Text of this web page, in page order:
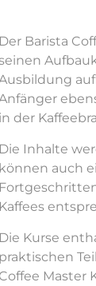
Der Barista
in der
Die Inhalte
können auch
Kaffees
Die Kurse
praktischen
Coffee Master